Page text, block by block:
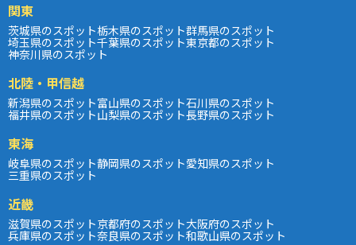
関東
茨城県のスポット栃木県のスポット群馬県のスポット
埼玉県のスポット千葉県のスポット東京都のスポット
神奈川県のスポット
北陸・甲信越
新潟県のスポット富山県のスポット石川県のスポット
福井県のスポット山梨県のスポット長野県のスポット
東海
岐阜県のスポット静岡県のスポット愛知県のスポット
三重県のスポット
近畿
滋賀県のスポット京都府のスポット大阪府のスポット
兵庫県のスポット奈良県のスポット和歌山県のスポット